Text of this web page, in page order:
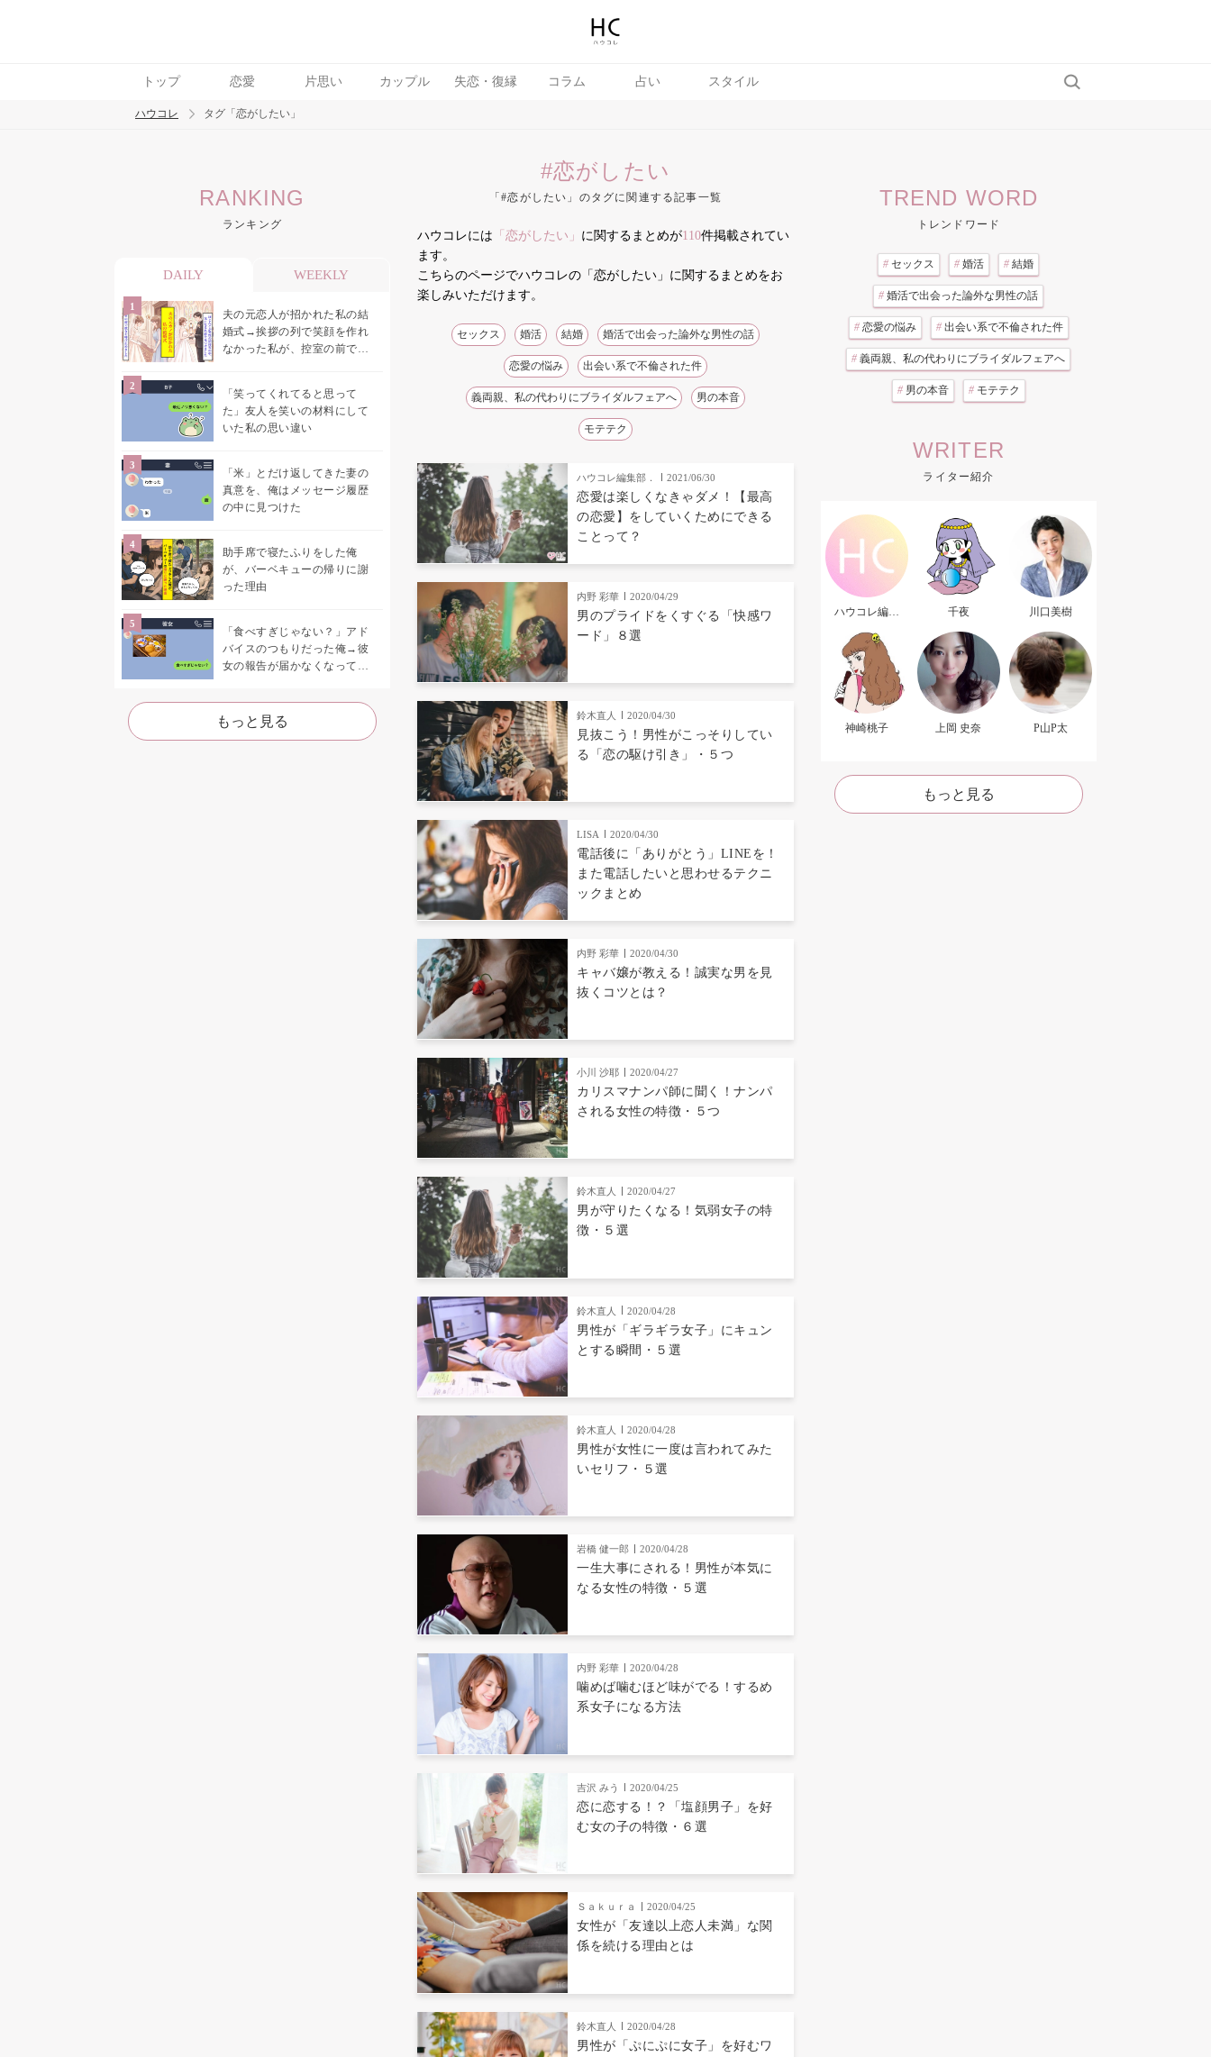
トップ 恋愛 片思い カップル 失恋・復縁 コラム 占い スタイル
トレンド ワード
モテテク 婚活
ハウコレ タグ「恋がしたい」
RANKING
ランキング
DAILY WEEKLY
夫の元恋人が招かれた私の結
婚式→挨拶の列で笑顔を作れ
なかった私が、控室の前で彼
「笑ってくれてると思って
た」友人を笑いの材料にして
いた私の思い違い
「米」とだけ返してきた妻の
真意を、俺はメッセージ履歴
の中に見つけた
助手席で寝たふりをした俺
が、バーベキューの帰りに謝
った理由
「食べすぎじゃない？」アド
バイスのつもりだった俺→彼
女の報告が届かなくなって、
た
もっと見る
#恋がしたい
「#恋がしたい」のタグに関連する記事一覧
ハウコレには 「恋がしたい」 に関するまとめが110件掲載されてい
ます。
こちらのページでハウコレの「恋がしたい」に関するまとめをお
楽しみいただけます。
セックス 婚活 結婚 婚活で出会った論外な男性の話
恋愛の悩み 出会い系で不倫された件
義両親、私の代わりにブライダルフェアへ 男の本音
モテテク
ハウコレ編集部． 2021/06/30
恋愛は楽しくなきゃダメ！【最高
の恋愛】をしていくためにできる
ことって？
内野 彩華 2020/04/29
男のプライドをくすぐる「快感ワ
ード」８選
鈴木直人 2020/04/30
見抜こう！男性がこっそりしてい
る「恋の駆け引き」・５つ
LISA 2020/04/30
電話後に「ありがとう」LINEを！
また電話したいと思わせるテクニ
ックまとめ
内野 彩華 2020/04/30
キャバ嬢が教える！誠実な男を見
抜くコツとは？
小川 沙耶 2020/04/27
カリスマナンパ師に聞く！ナンパ
される女性の特徴・５つ
鈴木直人 2020/04/27
男が守りたくなる！気弱女子の特
徴・５選
鈴木直人 2020/04/28
男性が「ギラギラ女子」にキュン
とする瞬間・５選
鈴木直人 2020/04/28
男性が女性に一度は言われてみた
いセリフ・５選
岩橋 健一郎 2020/04/28
一生大事にされる！男性が本気に
なる女性の特徴・５選
内野 彩華 2020/04/28
噛めば噛むほど味がでる！するめ
系女子になる方法
吉沢 みう 2020/04/25
恋に恋する！？「塩顔男子」を好
む女の子の特徴・６選
Ｓａｋｕｒａ 2020/04/25
女性が「友達以上恋人未満」な関
係を続ける理由とは
鈴木直人 2020/04/28
男性が「ぷにぷに女子」を好むワ
TREND WORD
トレンドワード
# セックス # 婚活 # 結婚
# 婚活で出会った論外な男性の話
# 恋愛の悩み # 出会い系で不倫された件
# 義両親、私の代わりにブライダルフェアへ
# 男の本音 # モテテク
WRITER
ライター紹介
ハウコレ編集
千夜 川口美樹
神崎桃子 上岡 史奈 P山P太
もっと見る